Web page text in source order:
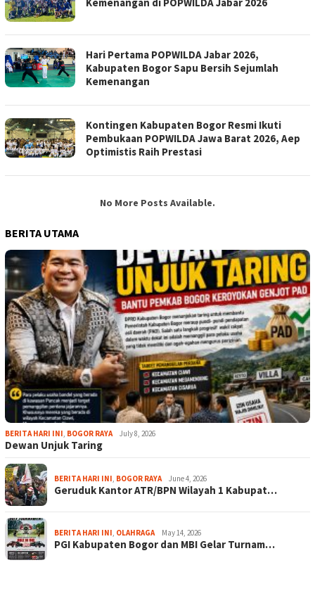
Kemenangan di POPWILDA Jabar 2026
Hari Pertama POPWILDA Jabar 2026,
Kabupaten Bogor Sapu Bersih Sejumlah
Kemenangan
Kontingen Kabupaten Bogor Resmi Ikuti
Pembukaan POPWILDA Jawa Barat 2026, Aep
Optimistis Raih Prestasi
No More Posts Available.
BERITA UTAMA
BERITA HARI INI, BOGOR RAYA July 8, 2026
Dewan Unjuk Taring
BERITA HARI INI, BOGOR RAYA June 4, 2026
Geruduk Kantor ATR/BPN Wilayah 1 Kabupat…
BERITA HARI INI, OLAHRAGA May 14, 2026
PGI Kabupaten Bogor dan MBI Gelar Turnam…